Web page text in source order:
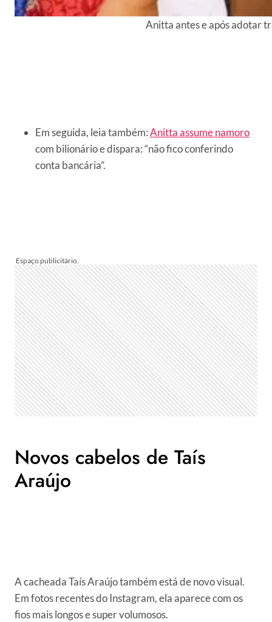
Anitta antes e após adotar
Em seguida, leia também:Anitta assume namoro
com bilionário e dispara: “não fico conferindo
conta bancária”.
Novos cabelos de Taís
Araújo
A cacheada Taís Araújo também está de novo visual.
Em fotos recentes do Instagram, ela aparece com os
fios mais longos e super volumosos.